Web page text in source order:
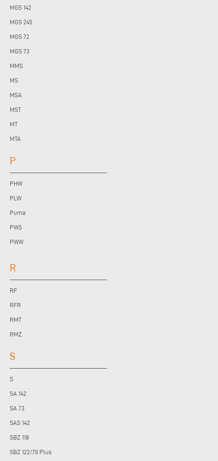
MGS 142
MGS 245
MGS 72
MGS 73
MMS
MS
MSA
MST
MT
MTA
P
PHW
PLW
Puma
PWS
PWW
R
RF
RFR
RMT
RMZ
S
S
SA 142
SA 73
SAS 142
SBZ 118
SBZ 122/70 Plus